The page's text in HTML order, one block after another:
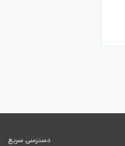
دسترسی سریع